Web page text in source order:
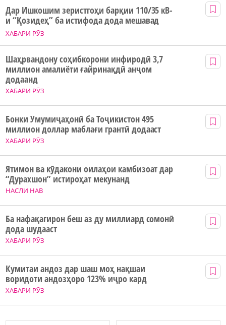
ХАБАРИ РӮЗ
Дар Ишкошим зеристгоҳи барқии 110/35 кВ-
и “Қозидеҳ” ба истифода дода мешавад
ХАБАРИ РӮЗ
Шаҳрвандону соҳибкорони инфиродӣ 3,7
миллион амалиёти ғайринақдӣ анҷом
додаанд
ХАБАРИ РӮЗ
Бонки Умумиҷаҳонӣ ба Тоҷикистон 495
миллион доллар маблағи грантӣ додааст
НАСЛИ НАВ
Ятимон ва кӯдакони оилаҳои камбизоат дар
“Дурахшон” истироҳат мекунанд
ХАБАРИ РӮЗ
Ба нафақагирон беш аз ду миллиард сомонӣ
дода шудааст
ХАБАРИ РӮЗ
Кумитаи андоз дар шаш моҳ нақшаи
воридоти андозҳоро 123% иҷро кард